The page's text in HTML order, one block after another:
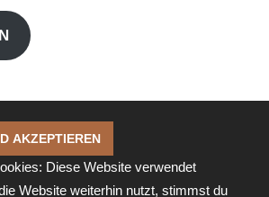
Diese Website verwendet
Website weiterhin nutzt, stimmst du